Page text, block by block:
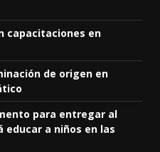
capacitaciones en
de origen en
para entregar al
educar a niños en las